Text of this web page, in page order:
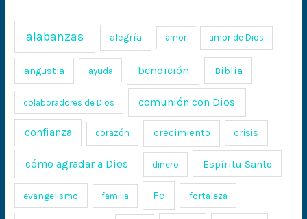
alabanzas alegría amor amor de Dios
angustia ayuda bendición Biblia
colaboradores de Dios comunión con Dios
confianza corazón crecimiento crisis
cómo agradar a Dios dinero Espíritu Santo
evangelismo familia Fe fortaleza